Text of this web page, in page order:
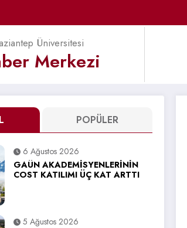
Üniversitesi
Merkezi
POPÜLER
6 Ağustos 2026
GAÜN AKADEMİSYENLERİNİN
COST KATILIMI ÜÇ KAT ARTTI
5 Ağustos 2026